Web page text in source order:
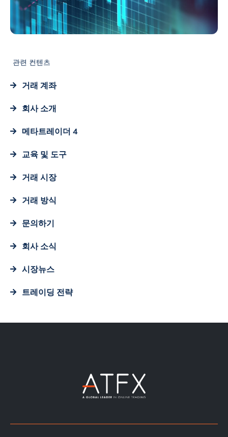
관련 컨텐츠
거래 계좌
회사 소개
메타트레이더 4
교육 및 도구
거래 시장
거래 방식
문의하기
회사 소식
시장뉴스
트레이딩 전략